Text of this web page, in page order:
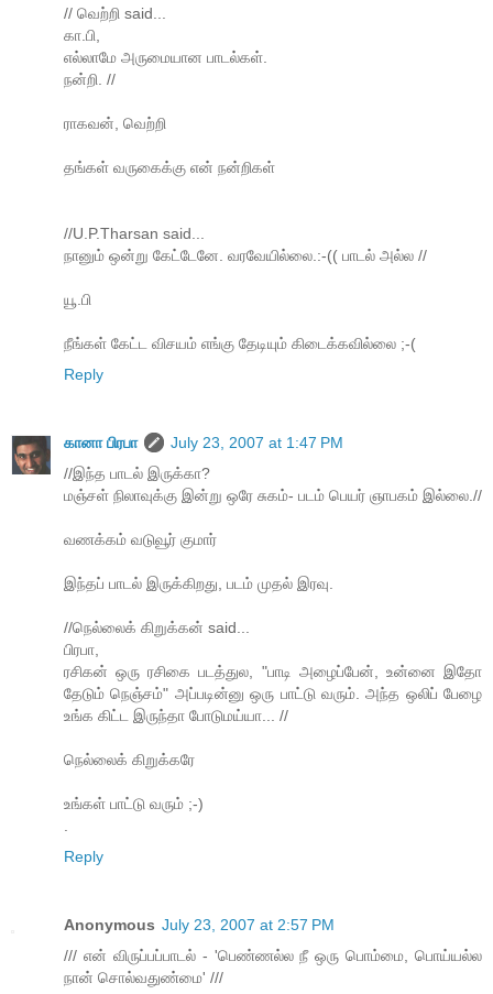
// வெற்றி said...
கா.பி,
எல்லாமே அருமையான பாடல்கள்.
நன்றி. //
ராகவன், வெற்றி
தங்கள் வருகைக்கு என் நன்றிகள்
//U.P.Tharsan said...
நானும் ஒன்று கேட்டேனே. வரவேயில்லை.:-(( பாடல் அல்ல //
யூ.பி
நீங்கள் கேட்ட விசயம் எங்கு தேடியும் கிடைக்கவில்லை ;-(
Reply
கானா பிரபா
July 23, 2007 at 1:47 PM
//இந்த பாடல் இருக்கா?
மஞ்சள் நிலாவுக்கு இன்று ஒரே சுகம்- படம் பெயர் ஞாபகம் இல்லை.//
வணக்கம் வடுவூர் குமார்
இந்தப் பாடல் இருக்கிறது, படம் முதல் இரவு.
//நெல்லைக் கிறுக்கன் said...
பிரபா,
ரசிகன் ஒரு ரசிகை படத்துல, "பாடி அழைப்பேன், உன்னை இதோ
தேடும் நெஞ்சம்" அப்படின்னு ஒரு பாட்டு வரும். அந்த ஒலிப் பேழை
உங்க கிட்ட இருந்தா போடுமய்யா... //
நெல்லைக் கிறுக்கரே
உங்கள் பாட்டு வரும் ;-)
Reply
Anonymous July 23, 2007 at 2:57 PM
/// என் விருப்பப்பாடல் - 'பெண்ணல்ல நீ ஒரு பொம்மை, பொய்யல்ல
நான் சொல்வதுண்மை' ///